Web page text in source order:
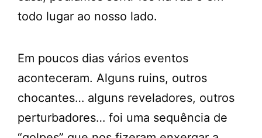
todo lugar ao nosso lado.
Em poucos dias vários eventos
aconteceram. Alguns ruins, outros
chocantes… alguns reveladores, outros
perturbadores… foi uma sequência de